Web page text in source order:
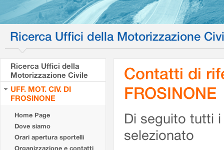
Ricerca Uffici della Motorizzazione
Ricerca Uffici della
Motorizzazione Civile
UFF. MOT. CIV. DI
FROSINONE
Home Page
Dove siamo
Orari apertura sportelli
Organizzazione e contatti
Contatti di
FROSINONE
Di seguito tutti
selezionato